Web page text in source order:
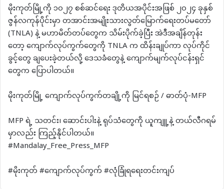
မိုးကုတ်မြို့ကို ၁၀၂၇ စစ်ဆင်ရေး ဒုတိယအပိုင်းအဖြစ် ၂၀၂၄ ခုနှစ်
ဇွန်လကုန်ပိုင်းမှာ တအာင်းအမျိုးသားလွတ်မြောက်ရေးတပ်မတော်
(TNLA) နဲ့ မဟာမိတ်တပ်တွေက သိမ်းပိုက်ခဲ့ပြီး အဲဒီအချိန်တုန်း
တော့ ကျောက်လုပ်ကွက်တွေကို TNLA က ထိန်းချုပ်ကာ လုပ်ကိုင်
ခွင့်တွေ ချပေးခဲ့တယ်လို့ ဒေသခံတွေနဲ့ ကျောက်မျက်လုပ်ငန်းရှင်
တွေက ပြောပါတယ်။
မိုးကုတ်မြို့ ကျောက်လုပ်ကွက်တချို့ကို မြင်ရစဉ် / ဓာတ်ပုံ-MFP
MFP ရဲ့ သတင်း၊ ဆောင်းပါးနဲ့ ရုပ်သံတွေကို ယူကျူ့နဲ့ တယ်လီဂရမ်
မှာလည်း ကြည့်နိုင်ပါတယ်။
#Mandalay_Free_Press_MFP
#မိုးကုတ် #ကျောက်လုပ်ကွက် #လုံခြုံရရေးတင်းကျပ်